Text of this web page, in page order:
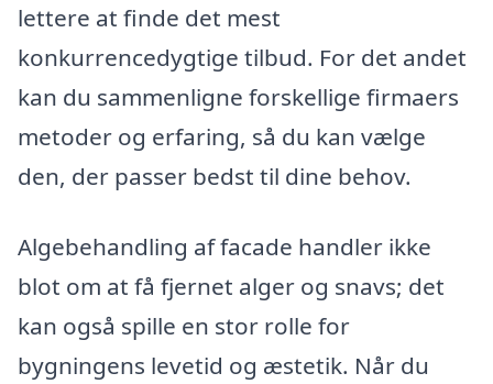
lettere at finde det mest
konkurrencedygtige tilbud. For det andet
kan du sammenligne forskellige firmaers
metoder og erfaring, så du kan vælge
den, der passer bedst til dine behov.
Algebehandling af facade handler ikke
blot om at få fjernet alger og snavs; det
kan også spille en stor rolle for
bygningens levetid og æstetik. Når du